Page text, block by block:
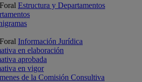
Estructura y Departamentos
Información Jurídica
en elaboración
aprobada
en vigor
de la Comisión Consultiva